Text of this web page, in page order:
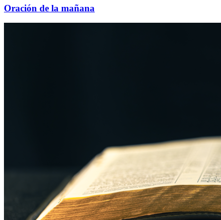
Oración de la mañana